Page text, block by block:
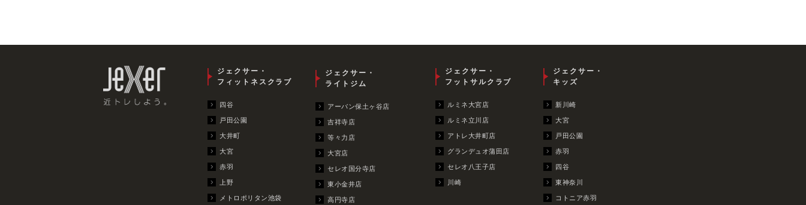
ジェクサー・
フィットネスクラブ
四谷
戸田公園
大井町
大宮
赤羽
上野
メトロポリタン池袋
ジェクサー・
ライトジム
アーバン保土ヶ谷店
吉祥寺店
等々力店
大宮店
セレオ国分寺店
東小金井店
高円寺店
ジェクサー・
フットサルクラブ
ルミネ大宮店
ルミネ立川店
アトレ大井町店
グランデュオ蒲田店
セレオ八王子店
川崎
ジェクサー・
キッズ
新川崎
大宮
戸田公園
赤羽
四谷
東神奈川
コトニア赤羽